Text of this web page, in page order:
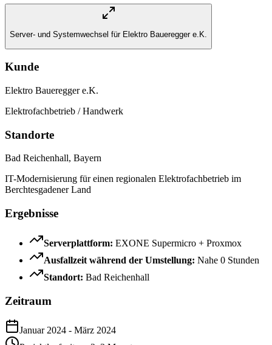
Server- und Systemwechsel für Elektro Baueregger e.K.
Kunde
Elektro Baueregger e.K.
Elektrofachbetrieb / Handwerk
Standorte
Bad Reichenhall, Bayern
IT-Modernisierung für einen regionalen Elektrofachbetrieb im
Berchtesgadener Land
Ergebnisse
Serverplattform: EXONE Supermicro + Proxmox
Ausfallzeit während der Umstellung: Nahe 0 Stunden
Standort: Bad Reichenhall
Zeitraum
Januar 2024 - März 2024